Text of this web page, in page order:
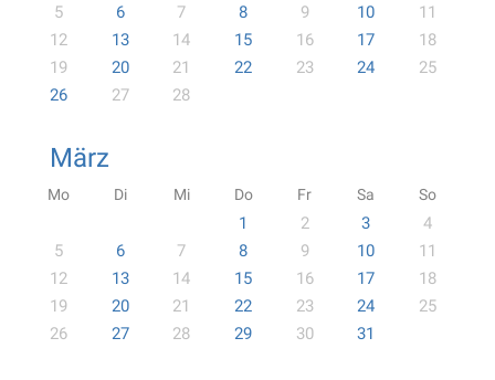
5
6 7 8 9 10
11
12
13 14 15 16 17
18
19
20 21 22 23 24
25
26
27 28
März
Mo Di Mi Do Fr Sa So
1 2 3
4
5
6 7 8 9 10
11
12
13 14 15 16 17
18
19
20 21 22 23 24
25
26
27 28 29 30 31